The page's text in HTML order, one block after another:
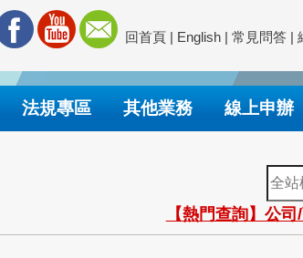
回首頁 | English | 常見問答 |
法規專區 其他業務 線上申辦
全
站
檢
索
【熱門查詢】公